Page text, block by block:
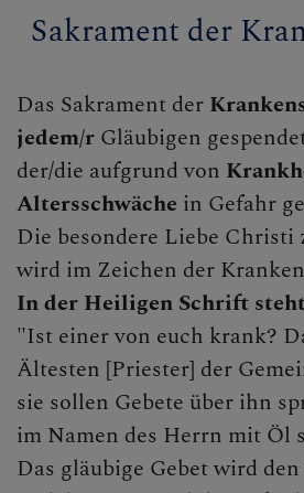
Taufe
Beichte
Heilige Messe
Kommunion -
Firmung
Trauung
Krankensalbung
Begräbnis
Grundgebete
Das Kirchenjahr
Sakrament der
Das Sakrament der
jedem/r Gläubigen
der/die aufgrund von
Altersschwäche in Gefahr
Die besondere Liebe Christi
wird im Zeichen der
In der Heiligen Schrift
"Ist einer von euch krank?
Ältesten [Priester] der
sie sollen Gebete über ihn
im Namen des Herrn mit Öl
Das gläubige Gebet wird